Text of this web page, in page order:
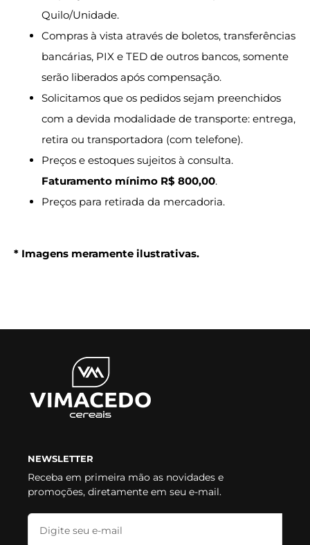
Quilo/Unidade.
Compras à vista através de boletos, transferências
bancárias, PIX e TED de outros bancos, somente
serão liberados após compensação.
Solicitamos que os pedidos sejam preenchidos
com a devida modalidade de transporte: entrega,
retira ou transportadora (com telefone).
Preços e estoques sujeitos à consulta.
Faturamento mínimo R$ 800,00.
Preços para retirada da mercadoria.
* Imagens meramente ilustrativas.
NEWSLETTER
Receba em primeira mão as novidades e
promoções, diretamente em seu e-mail.